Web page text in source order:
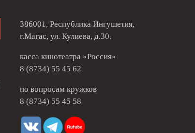
386001, Республика Ингушетия,
г.Магас, ул. Кулиева, д.30.
касса кинотеатра «Россия»
8 (8734) 55 45 62
по вопросам кружков
8 (8734) 55 45 58